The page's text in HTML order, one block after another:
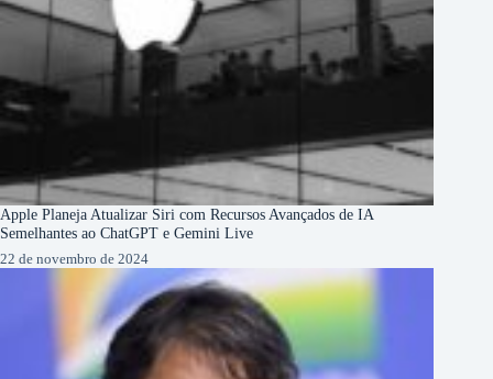
Apple Planeja Atualizar Siri com Recursos Avançados de IA
Semelhantes ao ChatGPT e Gemini Live
22 de novembro de 2024